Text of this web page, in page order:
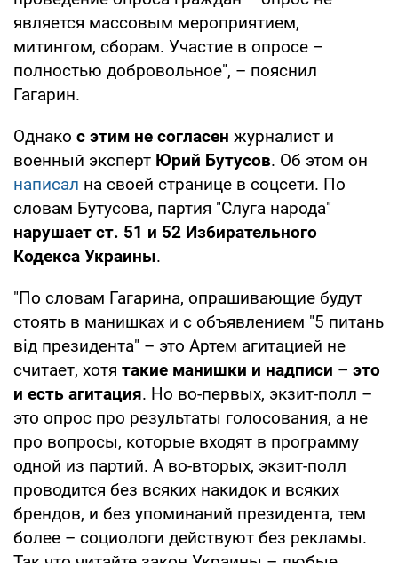
является массовым мероприятием,
митингом, сборам. Участие в опросе –
полностью добровольное", – пояснил
Гагарин.
Однако с этим не согласен журналист и
военный эксперт Юрий Бутусов. Об этом он
написал на своей странице в соцсети. По
словам Бутусова, партия "Слуга народа"
нарушает ст. 51 и 52 Избирательного
Кодекса Украины.
"По словам Гагарина, опрашивающие будут
стоять в манишках и с объявлением "5 питань
від президента" – это Артем агитацией не
считает, хотя такие манишки и надписи – это
и есть агитация. Но во-первых, экзит-полл –
это опрос про результаты голосования, а не
про вопросы, которые входят в программу
одной из партий. А во-вторых, экзит-полл
проводится без всяких накидок и всяких
брендов, и без упоминаний президента, тем
более – социологи действуют без рекламы.